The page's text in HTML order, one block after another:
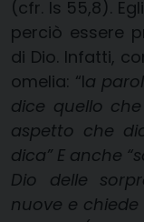
(cfr. Is 55,8).
perciò essere
di Dio. Infatti,
omelia: “la
dice quello
aspetto che
dica” E anche
Dio delle
nuove e